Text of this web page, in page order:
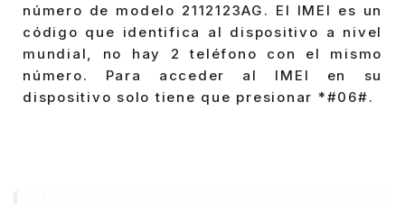
número de modelo 2112123AG. El IMEI es un
código que identifica al dispositivo a nivel
mundial, no hay 2 teléfono con el mismo
número. Para acceder al IMEI en su
dispositivo solo tiene que presionar *#06#.